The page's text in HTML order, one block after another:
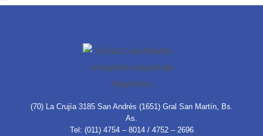
(70) La Crujía 3185 San Andrés (1651) Gral San Martín, Bs.
As.
Tel: (011) 4754 – 8014 / 4752 – 2696